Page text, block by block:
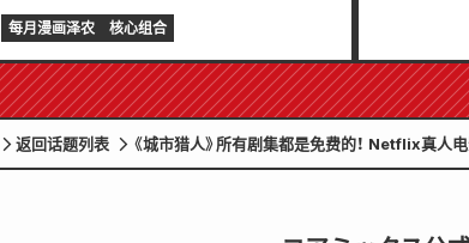
Comic Zenon》2026年9月刊将于
每月漫画泽农 核心组合
返回话题列表 《城市猎人》所有剧集都是免费的！ Netflix真人